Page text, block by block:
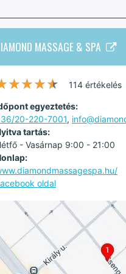
MASSAGE & SPA
114 értékelés
egyeztetés:
20-220-7001,
tartás:
- Vasárnap 9:00 - 21:00
oldal